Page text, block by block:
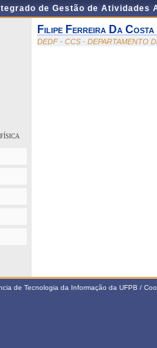
de Gestão de Atividades
Filipe Ferreira Da Costa
DEDF - CCS - DEPARTAMENTO
de Tecnologia da Informação da UFPB /